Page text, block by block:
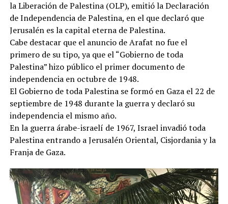
la Liberación de Palestina (OLP), emitió la Declaración
de Independencia de Palestina, en el que declaró que
Jerusalén es la capital eterna de Palestina.
Cabe destacar que el anuncio de Arafat no fue el
primero de su tipo, ya que el “Gobierno de toda
Palestina” hizo público el primer documento de
independencia en octubre de 1948.
El Gobierno de toda Palestina se formó en Gaza el 22 de
septiembre de 1948 durante la guerra y declaró su
independencia el mismo año.
En la guerra árabe-israelí de 1967, Israel invadió toda
Palestina entrando a Jerusalén Oriental, Cisjordania y la
Franja de Gaza.